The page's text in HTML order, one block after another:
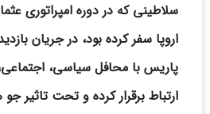
سلاطینی که در دوره امپراتوری
پاریس با محافل سیاسی،
ارتباط برقرار کرده و تحت تاثیر